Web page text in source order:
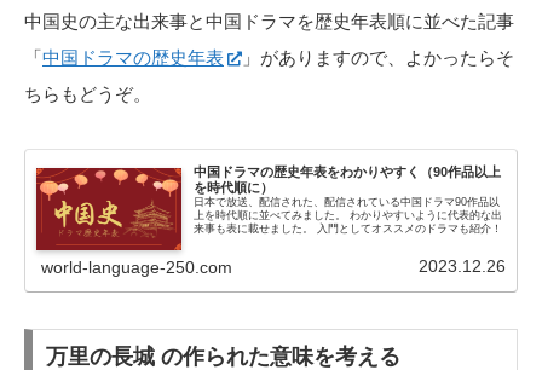
中国史の主な出来事と中国ドラマを歴史年表順に並べた記事
「中国ドラマの歴史年表
」がありますので、よかったらそ
ちらもどうぞ。
中国ドラマの歴史年表をわかりやすく（90作品以上
を時代順に）
日本で放送、配信された、配信されている中国ドラマ90作品以
上を時代順に並べてみました。 わかりやすいように代表的な出
来事も表に載せました。 入門としてオススメのドラマも紹介！
world-language-250.com 2023.12.26
万里の長城 の作られた意味を考える